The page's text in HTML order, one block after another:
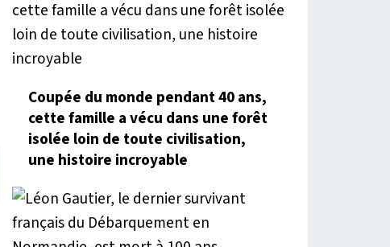
Coupée du monde pendant 40 ans,
cette famille a vécu dans une forêt
isolée loin de toute civilisation,
une histoire incroyable